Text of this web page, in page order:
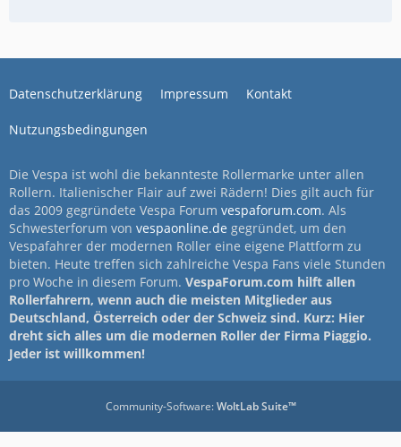
Datenschutzerklärung Impressum Kontakt
Nutzungsbedingungen
Die Vespa ist wohl die bekannteste Rollermarke unter allen
Rollern. Italienischer Flair auf zwei Rädern! Dies gilt auch für
das 2009 gegründete Vespa Forum vespaforum.com. Als
Schwesterforum von vespaonline.de gegründet, um den
Vespafahrer der modernen Roller eine eigene Plattform zu
bieten. Heute treffen sich zahlreiche Vespa Fans viele Stunden
pro Woche in diesem Forum. VespaForum.com hilft allen
Rollerfahrern, wenn auch die meisten Mitglieder aus
Deutschland, Österreich oder der Schweiz sind. Kurz: Hier
dreht sich alles um die modernen Roller der Firma Piaggio.
Jeder ist willkommen!
Community-Software:WoltLab Suite™